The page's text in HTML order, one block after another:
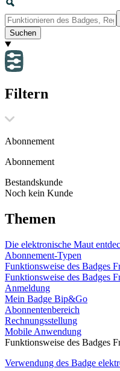
Suchen
Filtern
Abonnement
Abonnement
Bestandskunde
Noch kein Kunde
Themen
Die elektronische Maut
Abonnement-Typen
Funktionsweise des Badges
Funktionsweise des Badges
Anmeldung
Mein Badge Bip&Go
Abonnentenbereich
Rechnungsstellung
Mobile Anwendung
Funktionsweise des Badges
Verwendung des Badge